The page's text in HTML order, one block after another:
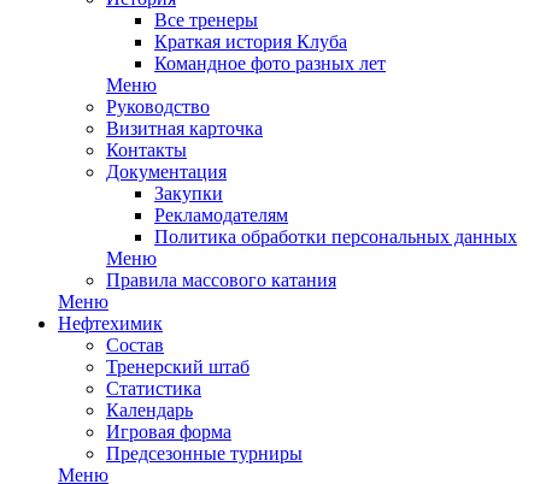
Все тренеры
Краткая история Клуба
Командное фото разных лет
Меню
Руководство
Визитная карточка
Контакты
Документация
Закупки
Рекламодателям
Политика обработки персональных данных
Меню
Правила массового катания
Меню
Нефтехимик
Состав
Тренерский штаб
Статистика
Календарь
Игровая форма
Предсезонные турниры
Меню